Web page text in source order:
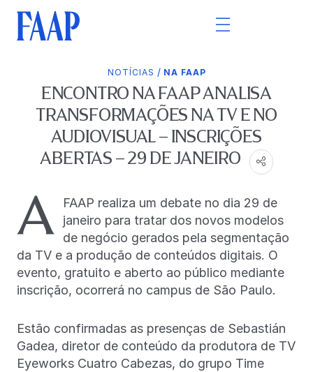
NOTÍCIAS / NA FAAP
ENCONTRO NA FAAP ANALISA
TRANSFORMAÇÕES NA TV E NO
AUDIOVISUAL – INSCRIÇÕES
ABERTAS – 29 DE JANEIRO
A
FAAP realiza um debate no dia 29 de
janeiro para tratar dos novos modelos
de negócio gerados pela segmentação
da TV e a produção de conteúdos digitais. O
evento, gratuito e aberto ao público mediante
inscrição, ocorrerá no campus de São Paulo.
Estão confirmadas as presenças de Sebastián
Gadea, diretor de conteúdo da produtora de TV
Eyeworks Cuatro Cabezas, do grupo Time